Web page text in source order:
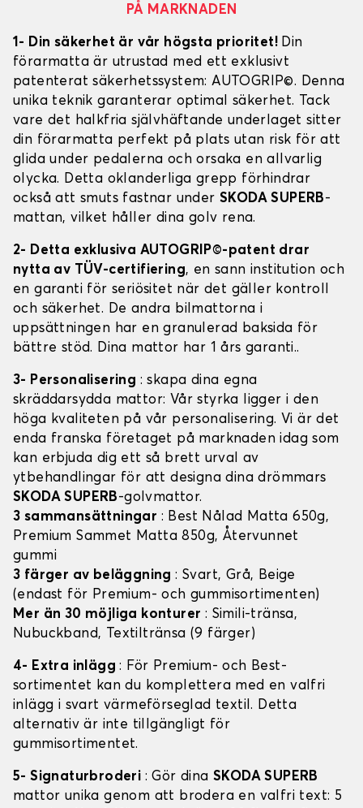
PÅ MARKNADEN
1- Din säkerhet är vår högsta prioritet! Din
förarmatta är utrustad med ett exklusivt
patenterat säkerhetssystem: AUTOGRIP©. Denna
unika teknik garanterar optimal säkerhet. Tack
vare det halkfria självhäftande underlaget sitter
din förarmatta perfekt på plats utan risk för att
glida under pedalerna och orsaka en allvarlig
olycka. Detta oklanderliga grepp förhindrar
också att smuts fastnar under SKODA SUPERB-
mattan, vilket håller dina golv rena.
2- Detta exklusiva AUTOGRIP©-patent drar
nytta av TÜV-certifiering, en sann institution och
en garanti för seriösitet när det gäller kontroll
och säkerhet. De andra bilmattorna i
uppsättningen har en granulerad baksida för
bättre stöd. Dina mattor har 1 års garanti..
3- Personalisering : skapa dina egna
skräddarsydda mattor: Vår styrka ligger i den
höga kvaliteten på vår personalisering. Vi är det
enda franska företaget på marknaden idag som
kan erbjuda dig ett så brett urval av
ytbehandlingar för att designa dina drömmars
SKODA SUPERB-golvmattor.
3 sammansättningar : Best Nålad Matta 650g,
Premium Sammet Matta 850g, Återvunnet
gummi
3 färger av beläggning: Svart, Grå, Beige
(endast för Premium- och gummisortimenten)
Mer än 30 möjliga konturer : Simili-tränsa,
Nubuckband, Textiltränsa (9 färger)
4- Extra inlägg: För Premium- och Best-
sortimentet kan du komplettera med en valfri
inlägg i svart värmeförseglad textil. Detta
alternativ är inte tillgängligt för
gummisortimentet.
5- Signaturbroderi : Gör dinaSKODA SUPERB
mattor unika genom att brodera en valfri text: 5